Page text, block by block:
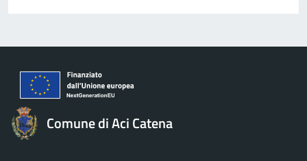
Comune di Aci Catena